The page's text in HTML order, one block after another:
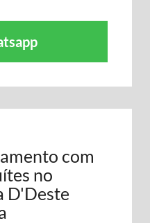
com
no
D'Deste